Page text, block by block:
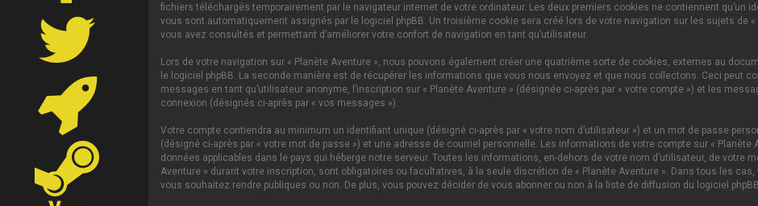
fichiers téléchargés temporairement par le navigateur internet de votre ordinateur. Les deux premiers cookies ne contiennent qu’un
vous sont automatiquement assignés par le logiciel phpBB. Un troisième cookie sera créé lors de votre navigation sur les sujets de
vous avez consultés et permettant d’améliorer votre confort de navigation en tant qu’utilisateur.
Lors de votre navigation sur « Planète Aventure », nous pouvons également créer une quatrième sorte de cookies, externes au
le logiciel phpBB. La seconde manière est de récupérer les informations que vous nous envoyez et que nous collectons. Ceci peut
messages en tant qu’utilisateur anonyme, l’inscription sur « Planète Aventure » (désignée ci-après par « votre compte ») et les
connexion (désignés ci-après par « vos messages »).
Votre compte contiendra au minimum un identifiant unique (désigné ci-après par « votre nom d’utilisateur ») et un mot de passe
(désigné ci-après par « votre mot de passe ») et une adresse de courriel personnelle. Les informations de votre compte sur «
données applicables dans le pays qui héberge notre serveur. Toutes les informations, en-dehors de votre nom d’utilisateur, de votre
Aventure » durant votre inscription, sont obligatoires ou facultatives, à la seule discrétion de « Planète Aventure ». Dans tous les
vous souhaitez rendre publiques ou non. De plus, vous pouvez décider de vous abonner ou non à la liste de diffusion du logiciel